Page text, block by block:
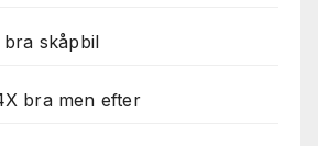
bra skåpbil
bra men efter